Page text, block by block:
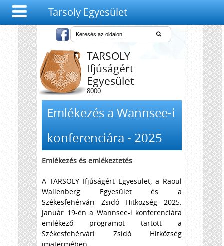
Tarsoly Egyesület
TARSOLY
Ifjúságért
Egyesület
8000
Székesfehérvár,
Salétrom u. 4-6.
Emlékezés a Wannsee-i
konferenciára - 2025
Emlékezés és emlékeztetés
A TARSOLY Ifjúságért Egyesület, a Raoul
Wallenberg Egyesület és a
Székesfehérvári Zsidó Hitközség 2025.
január 19-én a Wannsee-i konferenciára
emlékező programot tartott a
Székesfehérvári Zsidó Hitközség